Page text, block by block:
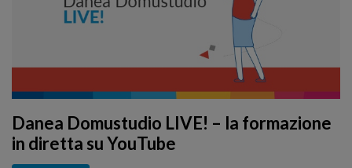
Danea Domustudio LIVE! – la formazione
in diretta su YouTube